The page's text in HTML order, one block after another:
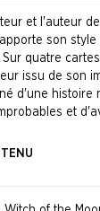
et l'auteur
son
Sur quatre
issu de son
d'une histoire
et